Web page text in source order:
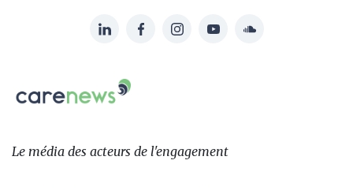
sur:
LinkedInFacebookInstagramYouTubeSoundcloud
Carenews,
Le
des
Le média des acteurs de l'engagement